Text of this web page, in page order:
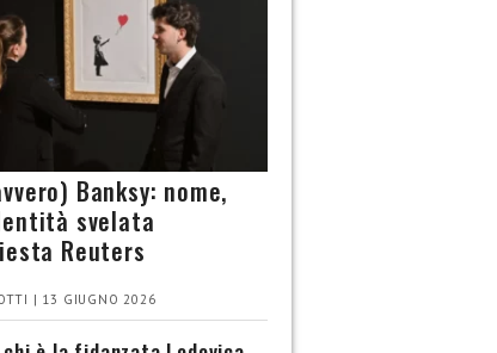
Banksy: nome,
svelata
Reuters
| 13 GIUGNO 2026